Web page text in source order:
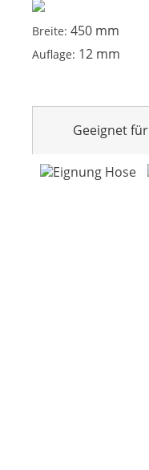
Breite: 450 mm
Auflage: 12 mm
Geeignet für